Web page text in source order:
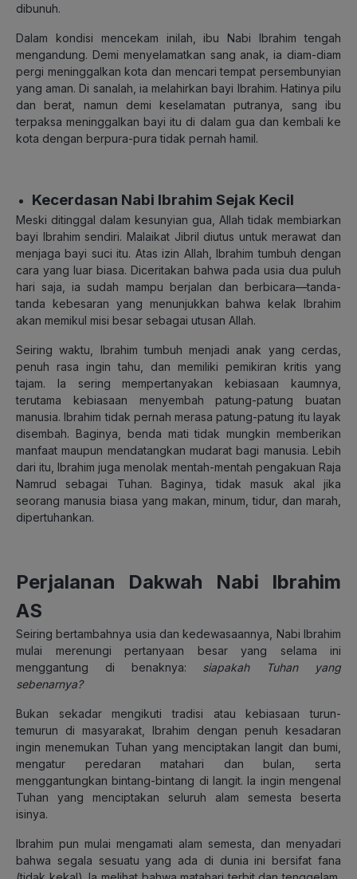
dibunuh.
Dalam kondisi mencekam inilah, ibu Nabi Ibrahim tengah
mengandung. Demi menyelamatkan sang anak, ia diam-diam
pergi meninggalkan kota dan mencari tempat persembunyian
yang aman. Di sanalah, ia melahirkan bayi Ibrahim. Hatinya pilu
dan berat, namun demi keselamatan putranya, sang ibu
terpaksa meninggalkan bayi itu di dalam gua dan kembali ke
kota dengan berpura-pura tidak pernah hamil.
Kecerdasan Nabi Ibrahim Sejak Kecil
Meski ditinggal dalam kesunyian gua, Allah tidak membiarkan
bayi Ibrahim sendiri. Malaikat Jibril diutus untuk merawat dan
menjaga bayi suci itu. Atas izin Allah, Ibrahim tumbuh dengan
cara yang luar biasa. Diceritakan bahwa pada usia dua puluh
hari saja, ia sudah mampu berjalan dan berbicara—tanda-
tanda kebesaran yang menunjukkan bahwa kelak Ibrahim
akan memikul misi besar sebagai utusan Allah.
Seiring waktu, Ibrahim tumbuh menjadi anak yang cerdas,
penuh rasa ingin tahu, dan memiliki pemikiran kritis yang
tajam. Ia sering mempertanyakan kebiasaan kaumnya,
terutama kebiasaan menyembah patung-patung buatan
manusia. Ibrahim tidak pernah merasa patung-patung itu layak
disembah. Baginya, benda mati tidak mungkin memberikan
manfaat maupun mendatangkan mudarat bagi manusia. Lebih
dari itu, Ibrahim juga menolak mentah-mentah pengakuan Raja
Namrud sebagai Tuhan. Baginya, tidak masuk akal jika
seorang manusia biasa yang makan, minum, tidur, dan marah,
dipertuhankan.
Perjalanan Dakwah Nabi Ibrahim
AS
Seiring bertambahnya usia dan kedewasaannya, Nabi Ibrahim
mulai merenungi pertanyaan besar yang selama ini
menggantung di benaknya: siapakah Tuhan yang
sebenarnya?
Bukan sekadar mengikuti tradisi atau kebiasaan turun-
temurun di masyarakat, Ibrahim dengan penuh kesadaran
ingin menemukan Tuhan yang menciptakan langit dan bumi,
mengatur peredaran matahari dan bulan, serta
menggantungkan bintang-bintang di langit. Ia ingin mengenal
Tuhan yang menciptakan seluruh alam semesta beserta
isinya.
Ibrahim pun mulai mengamati alam semesta, dan menyadari
bahwa segala sesuatu yang ada di dunia ini bersifat fana